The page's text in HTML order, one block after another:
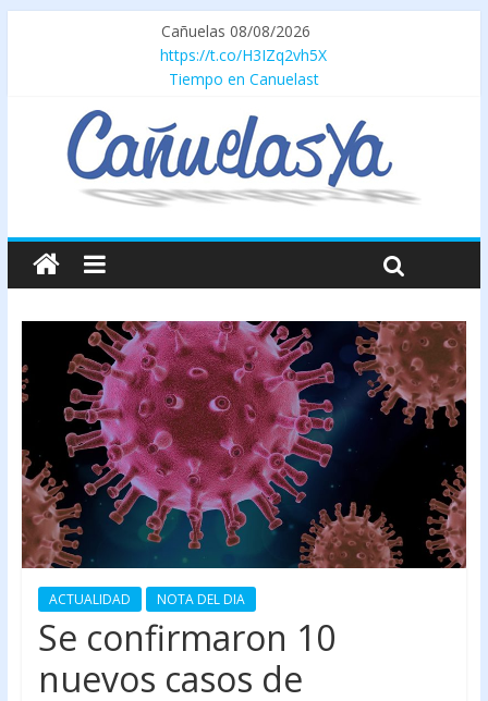
Cañuelas 08/08/2026
https://t.co/H3IZq2vh5X
Tiempo en Canuelast
ACTUALIDAD NOTA DEL DIA
Se confirmaron 10
nuevos casos de